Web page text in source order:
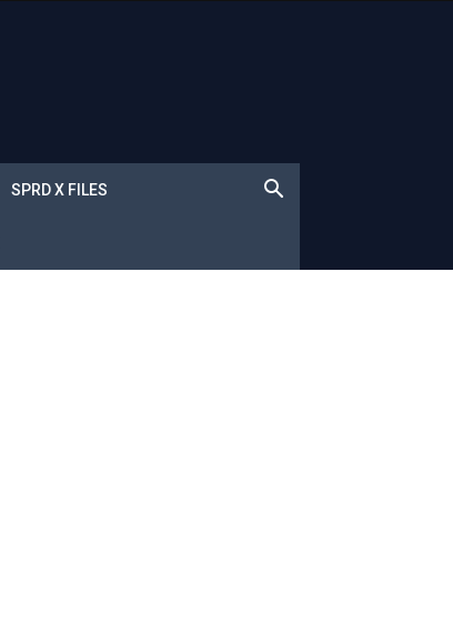
SPRD X FILES